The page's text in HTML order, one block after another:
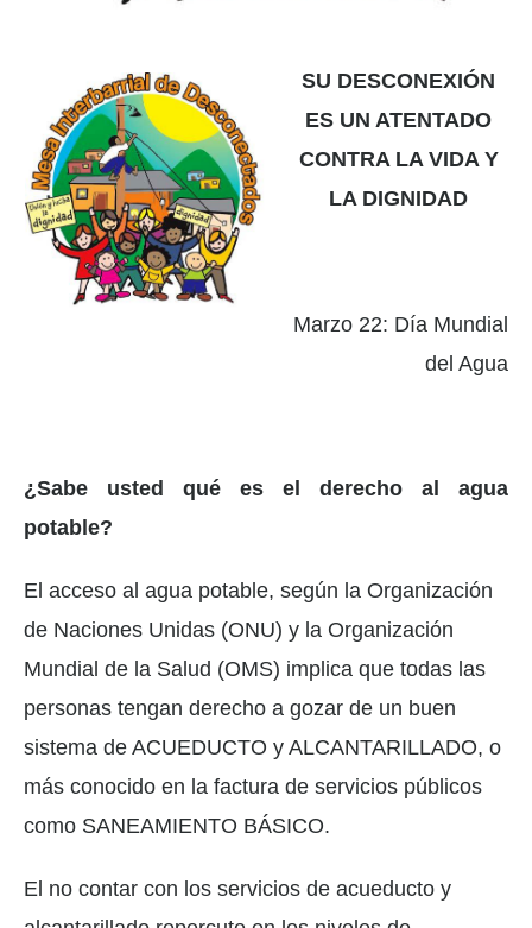
SU DESCONEXIÓN
ES UN ATENTADO
CONTRA LA VIDA Y
LA DIGNIDAD
Marzo 22: Día Mundial
del Agua
¿Sabe usted qué es el derecho al agua
potable?
El acceso al agua potable, según la Organización
de Naciones Unidas (ONU) y la Organización
Mundial de la Salud (OMS) implica que todas las
personas tengan derecho a gozar de un buen
sistema de ACUEDUCTO y ALCANTARILLADO, o
más conocido en la factura de servicios públicos
como SANEAMIENTO BÁSICO.
El no contar con los servicios de acueducto y